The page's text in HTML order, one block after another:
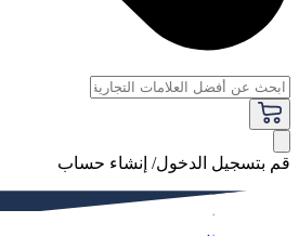
قم بتسجيل الدخول/ إنشاء حساب
فاخر
النساء
الرجال